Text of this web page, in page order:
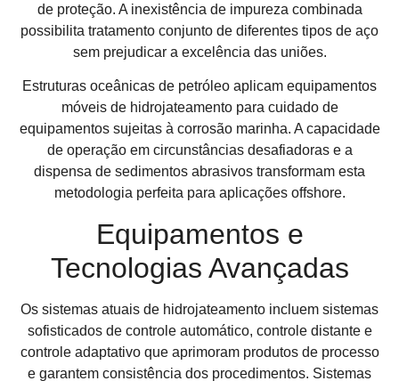
de proteção. A inexistência de impureza combinada
possibilita tratamento conjunto de diferentes tipos de aço
sem prejudicar a excelência das uniões.
Estruturas oceânicas de petróleo aplicam equipamentos
móveis de hidrojateamento para cuidado de
equipamentos sujeitas à corrosão marinha. A capacidade
de operação em circunstâncias desafiadoras e a
dispensa de sedimentos abrasivos transformam esta
metodologia perfeita para aplicações offshore.
Equipamentos e
Tecnologias Avançadas
Os sistemas atuais de hidrojateamento incluem sistemas
sofisticados de controle automático, controle distante e
controle adaptativo que aprimoram produtos de processo
e garantem consistência dos procedimentos. Sistemas